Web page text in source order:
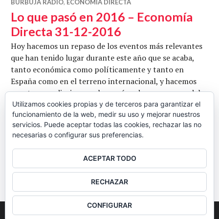
BURBUJA RADIO, ECONOMÍA DIRECTA
Lo que pasó en 2016 – Economía
Directa 31-12-2016
Hoy hacemos un repaso de los eventos más relevantes
que han tenido lugar durante este año que se acaba,
tanto económica como políticamente y tanto en
España como en el terreno internacional, y hacemos
nuestras predicciones sobre qué podemos esperar del
año entrante. Con Jordi Llatzer, Josean Paunero y
Carlos Muñiz. Conduce Juan Carlos Barba. Fotografía
de congreso.esSeguir leyendoLo que pasó en 2016 –
BARRA
LATERAL
2026 Colectivo Burbuja
Utilizamos cookies propias y de terceros para garantizar el
funcionamiento de la web, medir su uso y mejorar nuestros
servicios. Puede aceptar todas las cookies, rechazar las no
necesarias o configurar sus preferencias.
ACEPTAR TODO
RECHAZAR
CONFIGURAR